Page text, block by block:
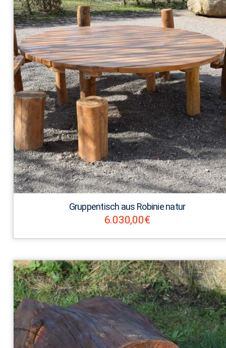
Gruppentisch aus Robinie natur
6.030,00€